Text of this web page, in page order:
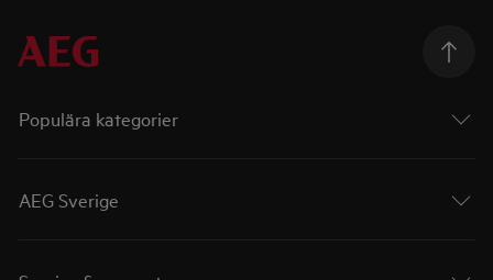
Populära kategorier
AEG Sverige